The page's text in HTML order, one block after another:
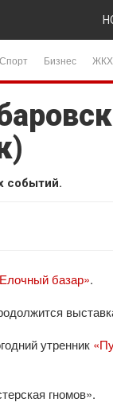
Спорт Бизнес ЖКХ
событий.
базар».
утренник
гномов».